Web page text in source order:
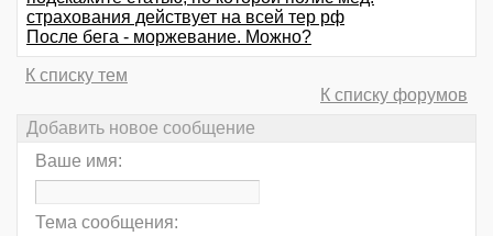
страхования действует на всей тер рф
После бега - моржевание. Можно?
К списку тем
К списку форумов
Добавить новое сообщение
Ваше имя:
Тема сообщения: